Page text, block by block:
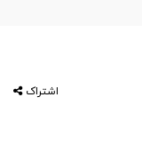
اشتراک